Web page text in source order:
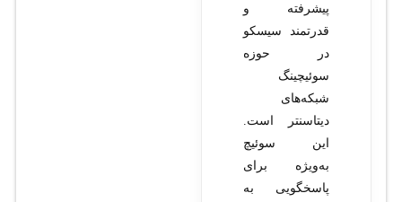
پیشرفته و
قدرتمند سیسکو
در حوزه
سوئیچینگ
شبکه‌های
دیتاسنتر است.
این سوئیچ
به‌ویژه برای
پاسخگویی به